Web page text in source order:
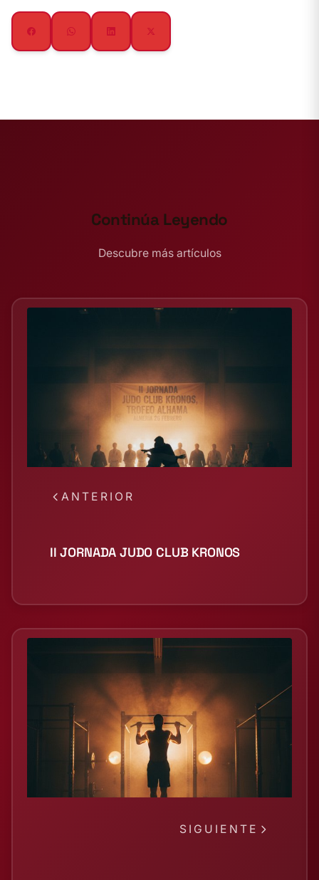
Continúa Leyendo
Descubre más artículos
ANTERIOR
II JORNADA JUDO CLUB KRONOS
SIGUIENTE